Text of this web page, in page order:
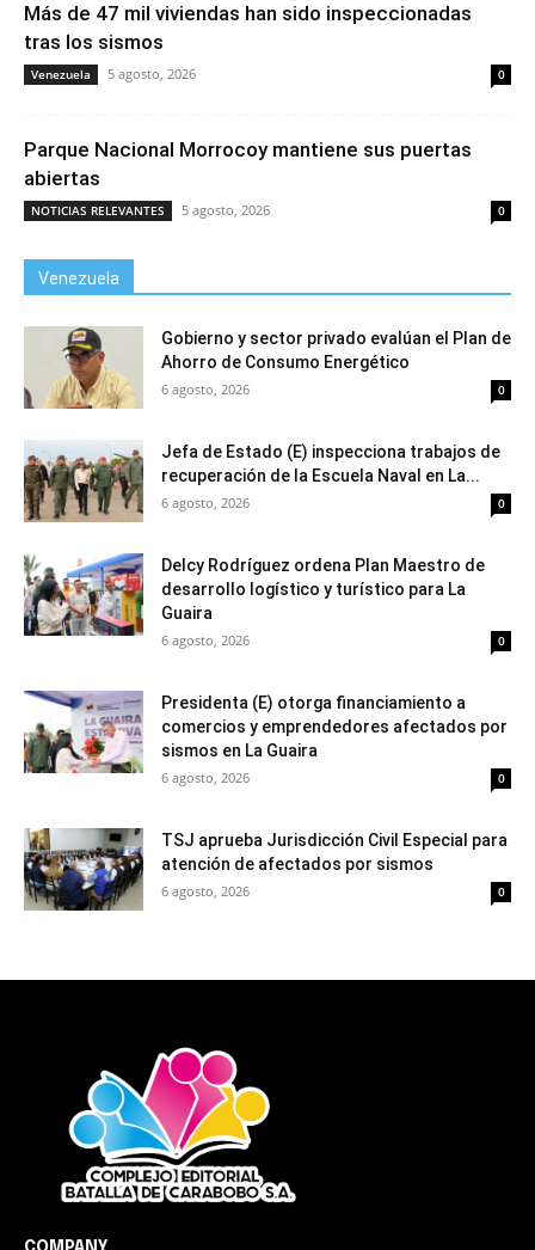
Más de 47 mil viviendas han sido inspeccionadas
tras los sismos
Venezuela 5 agosto, 2026 0
Parque Nacional Morrocoy mantiene sus puertas
abiertas
NOTICIAS RELEVANTES 5 agosto, 2026 0
Venezuela
Gobierno y sector privado evalúan el Plan de
Ahorro de Consumo Energético
6 agosto, 2026 0
Jefa de Estado (E) inspecciona trabajos de
recuperación de la Escuela Naval en La...
6 agosto, 2026 0
Delcy Rodríguez ordena Plan Maestro de
desarrollo logístico y turístico para La
Guaira
6 agosto, 2026 0
Presidenta (E) otorga financiamiento a
comercios y emprendedores afectados por
sismos en La Guaira
6 agosto, 2026 0
TSJ aprueba Jurisdicción Civil Especial para
atención de afectados por sismos
6 agosto, 2026 0